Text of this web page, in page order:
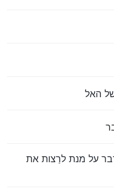
האל
על מנת לרַצות את